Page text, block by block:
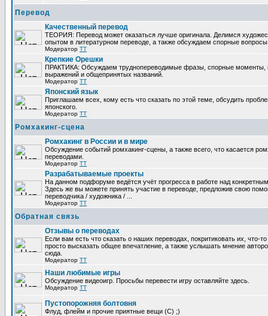
Перевод
Качественный перевод
ТЕОРИЯ: Перевод может оказаться лучше оригинала. Делимся
опытом в литературном переводе, а также обсуждаем спорные вопросы
Модератор TT
Крепкие Орешки
ПРАКТИКА: Обсуждаем труднопереводимые фразы, спорные моменты,
выражений и общепринятых названий.
Модератор TT
Японский язык
Приглашаем всех, кому есть что сказать по этой теме, обсудить
японского.
Модератор TT
Ромхакинг-сцена
Ромхакинг в России и в мире
Обсуждение событий ромхакинг-сцены, а также всего, что касается
переводами.
Модератор TT
Разрабатываемые проекты
На данном подфоруме ведётся учёт прогресса в работе над
Здесь же вы можете принять участие в переводе, предложив свою
переводчика / художника / ...
Модератор TT
Обратная связь
Отзывы о переводах
Если вам есть что сказать о наших переводах, покритиковать их, что-
просто высказать общее впечатление, а также услышать мнение
сюда.
Модератор TT
Наши любимые игры
Обсуждение видеоигр. Просьбы перевести игру оставляйте здесь.
Модератор TT
Пустопорожняя болтовня
Флуд, флейм и прочие приятные вещи (C) ;)